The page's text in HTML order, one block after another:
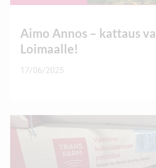
Aimo Annos – kattaus
Loimaalle!
17/06/2025